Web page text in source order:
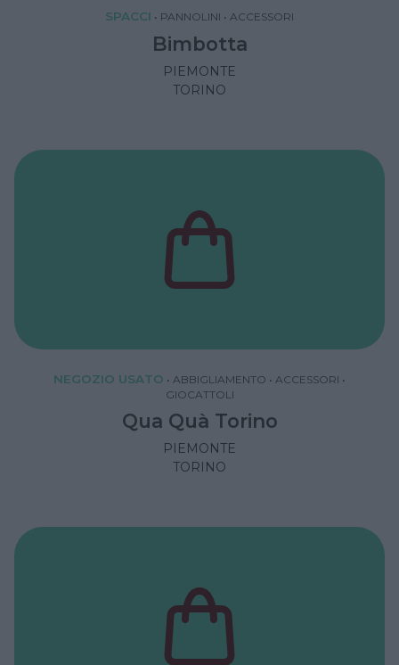
SPACCI • PANNOLINI • ACCESSORI
Bimbotta
PIEMONTE
TORINO
NEGOZIO USATO • ABBIGLIAMENTO • ACCESSORI •
GIOCATTOLI
Qua Quà Torino
PIEMONTE
TORINO